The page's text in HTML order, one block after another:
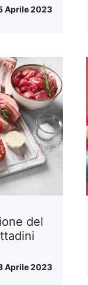
Aprile 2023
del
Aprile 2023